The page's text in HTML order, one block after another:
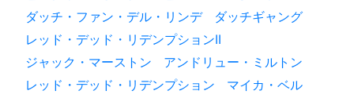
ダッチ・ファン・デル・リンデ
ダッチギャング
レッド・デッド・リデンプションII
ジャック・マーストン
アンドリュー・ミルトン
レッド・デッド・リデンプション
マイカ・ベル